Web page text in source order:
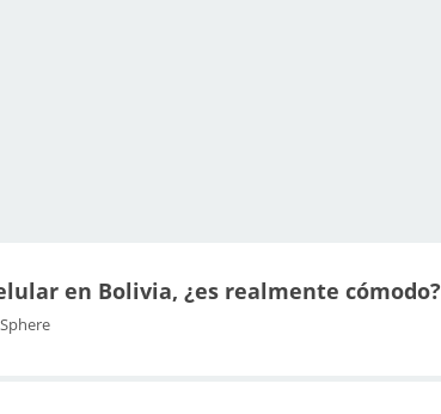
en Bolivia, ¿es realmente cómodo?